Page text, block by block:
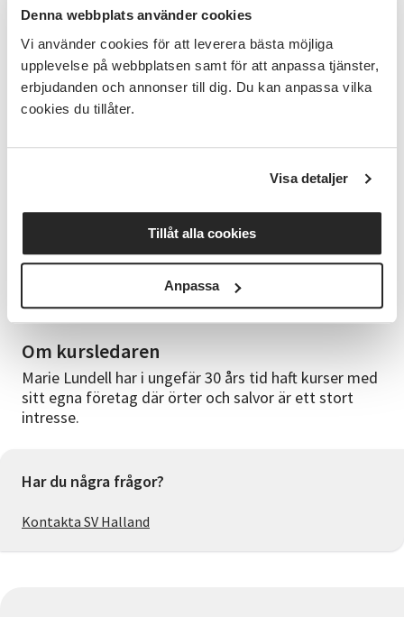
Denna webbplats använder cookies
Vi använder cookies för att leverera bästa möjliga
upplevelse på webbplatsen samt för att anpassa tjänster,
erbjudanden och annonser till dig. Du kan anpassa vilka
cookies du tillåter.
Visa detaljer
Tillåt alla cookies
Anpassa
Den riktar sig till alla som har ett intresse för
Mål
Att lära sig göra sin egen handkräm.
egen handkräm. Ni kommer använda er av olivolja
Studiematerial
Allt som behövs finns på kursen, du får två små
burkar handkräm med dig hem.
Om kursledaren
Marie Lundell har i ungefär 30 års tid haft kurser med
sitt egna företag där örter och salvor är ett stort
intresse.
Har du några frågor?
Kontakta SV Halland